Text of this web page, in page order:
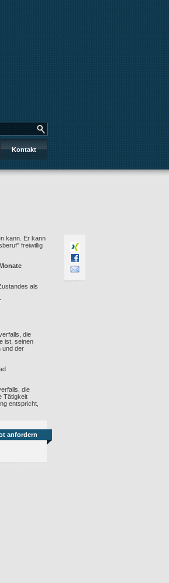
Kontakt
kann. Er kann
freiwillig
als
die
ist, seinen
und der
die
Tätigkeit
entspricht,
anfordern